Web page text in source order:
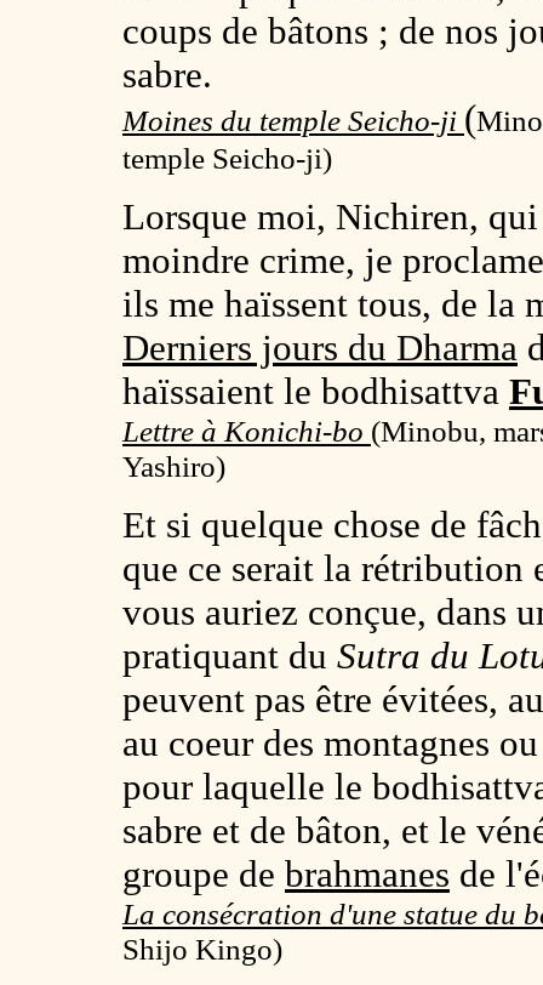
coups de bâtons ; de nos
sabre.
Moines du temple Seicho-ji (
temple Seicho-ji)
Lorsque moi, Nichiren,
moindre crime, je
ils me haïssent tous, de la
Derniers jours du Dharma
haïssaient le bodhisattva
Lettre à Konichi-bo (Minobu,
Yashiro)
Et si quelque chose de
que ce serait la rétribution
vous auriez conçue, dans
pratiquant du Sutra du
peuvent pas être évitées,
au coeur des montagnes
pour laquelle le
sabre et de bâton, et le
groupe de brahmanes de
La consécration d'une statue du
Shijo Kingo)